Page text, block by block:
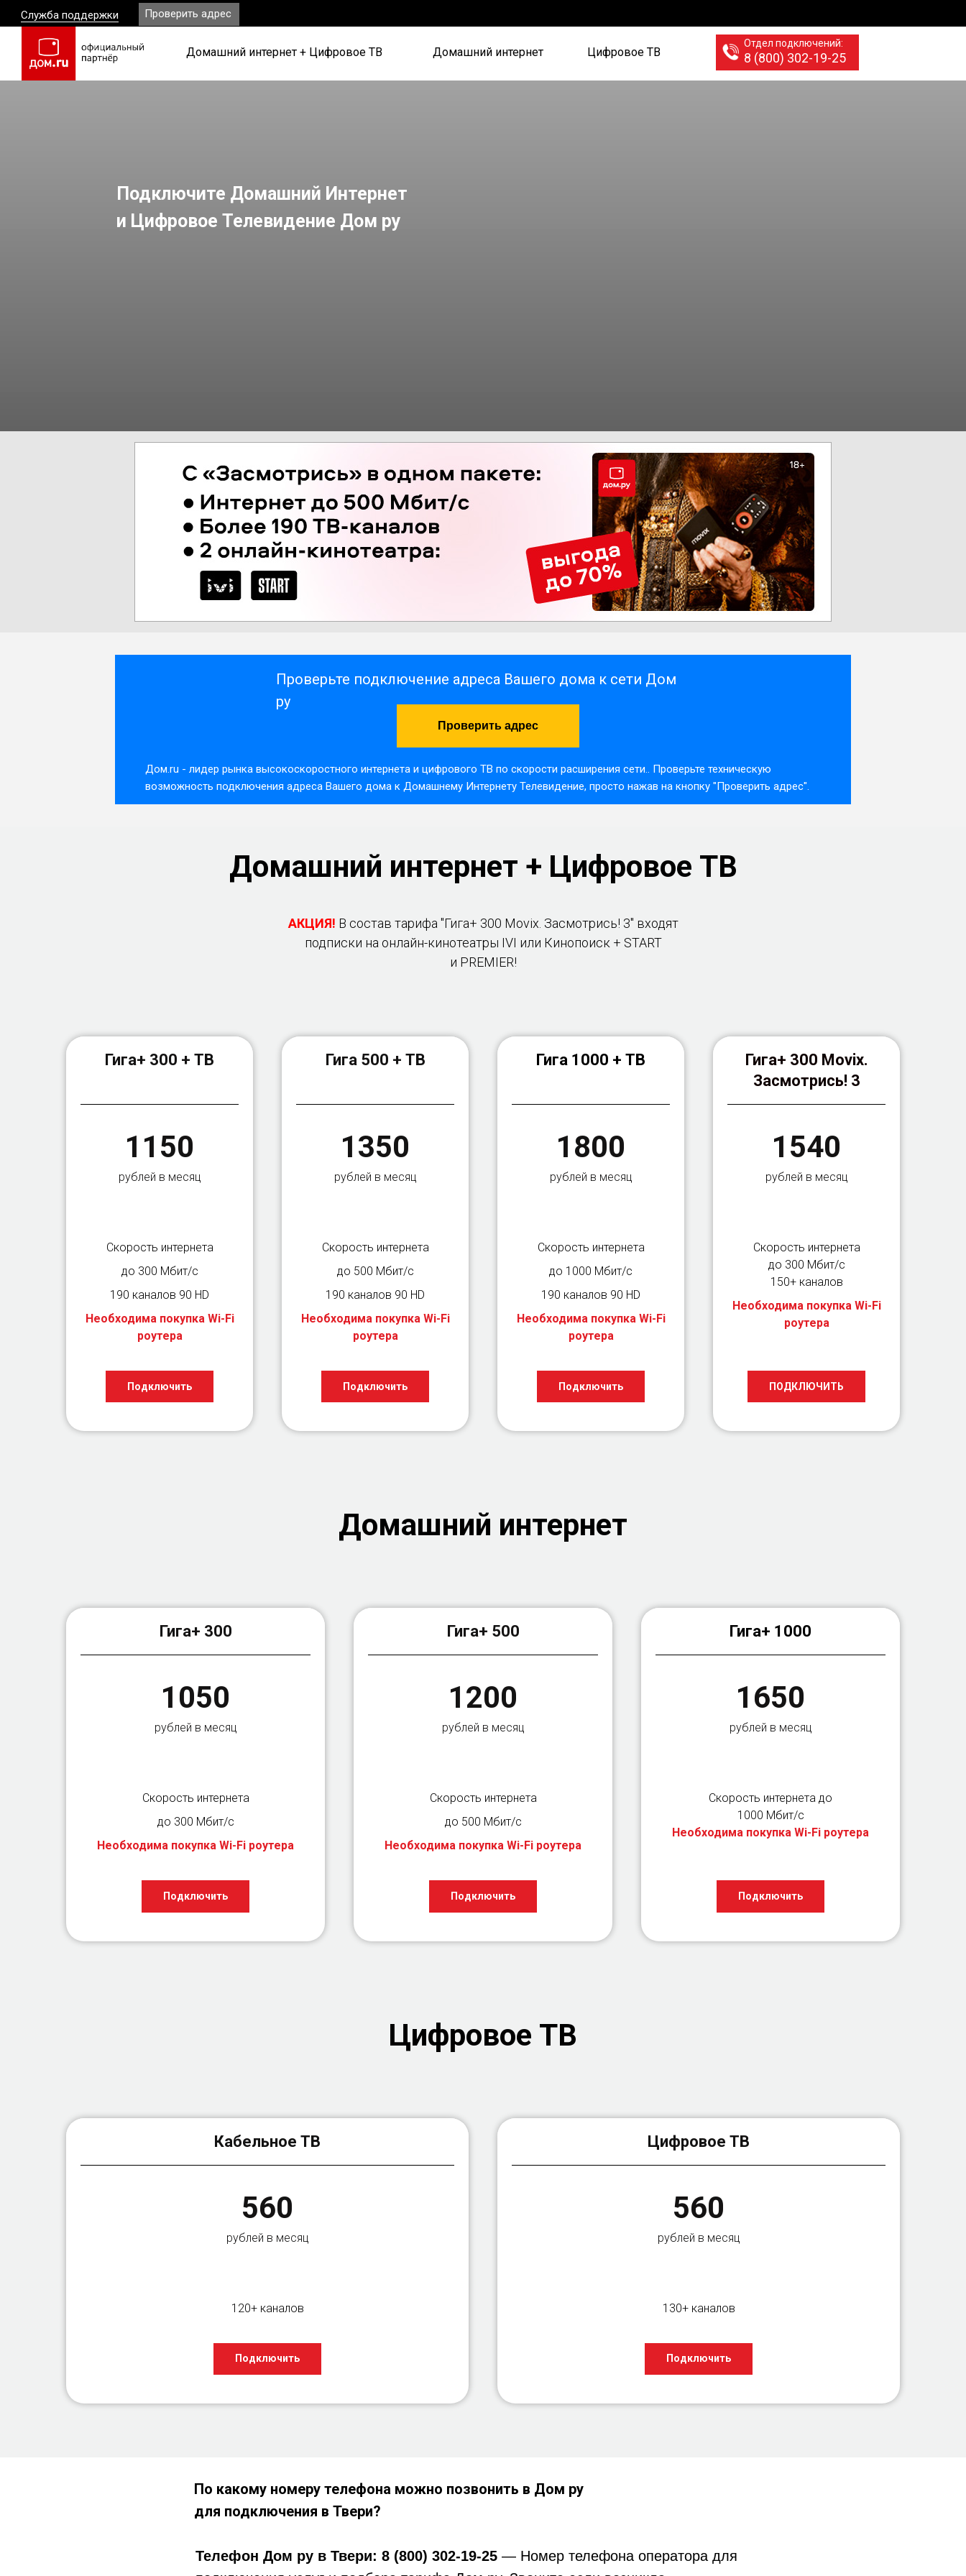
Подключите Домашний Интернет
и Цифровое Телевидение Дом ру
Домашний интернет + Цифровое ТВ Домашний интернет Цифровое ТВ
Проверить адрес
Служба поддержки
8 (800) 302-19-25
Отдел подключений:
Проверить адрес
Дом.ru - лидер рынка высокоскоростного интернета и цифрового ТВ по скорости расширения сети.. Проверьте техническую
возможность подключения адреса Вашего дома к Домашнему Интернету Телевидение, просто нажав на кнопку "Проверить адрес".
Проверьте подключение адреса Вашего дома к сети Дом
ру
Домашний интернет + Цифровое ТВ
АКЦИЯ! В состав тарифа "Гига+ 300 Movix. Засмотрись! 3" входят
подписки на онлайн-кинотеатры IVI или Кинопоиск + START
и PREMIER!
Гига+ 300 + ТВ
1150
рублей в месяц
Скорость интернета
до 300 Мбит/с
190 каналов 90 HD
Необходима покупка Wi-Fi
роутера
Подключить
Гига 500 + ТВ
1350
рублей в месяц
Скорость интернета
до 500 Мбит/с
190 каналов 90 HD
Необходима покупка Wi-Fi
роутера
Подключить
Гига 1000 + ТВ
1800
рублей в месяц
Скорость интернета
до 1000 Мбит/с
190 каналов 90 HD
Необходима покупка Wi-Fi
роутера
Подключить
Гига+ 300 Movix.
Засмотрись! 3
1540
рублей в месяц
Скорость интернета
до 300 Мбит/с
150+ каналов
Необходима покупка Wi-Fi
роутера
ПОДКЛЮЧИТЬ
Домашний интернет
Гига+ 300
1050
рублей в месяц
Скорость интернета
до 300 Мбит/с
Необходима покупка Wi-Fi роутера
Подключить
Гига+ 500
1200
рублей в месяц
Скорость интернета
до 500 Мбит/с
Необходима покупка Wi-Fi роутера
Подключить
Гига+ 1000
1650
рублей в месяц
Скорость интернета до
1000 Мбит/с
Необходима покупка Wi-Fi роутера
Подключить
Цифровое ТВ
Кабельное ТВ
560
рублей в месяц
120+ каналов
Подключить
Цифровое ТВ
560
рублей в месяц
130+ каналов
Подключить
Телефон Дом ру в Твери: 8 (800) 302-19-25 — Номер телефона оператора для
По какому номеру телефона можно позвонить в Дом ру
для подключения в Твери?